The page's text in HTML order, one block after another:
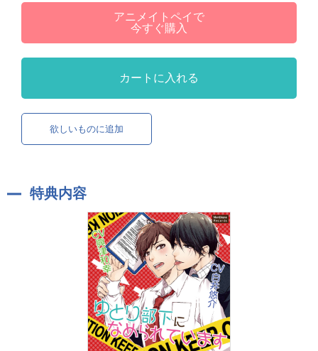
アニメイトペイで
今すぐ購入
カートに入れる
欲しいものに追加
特典内容